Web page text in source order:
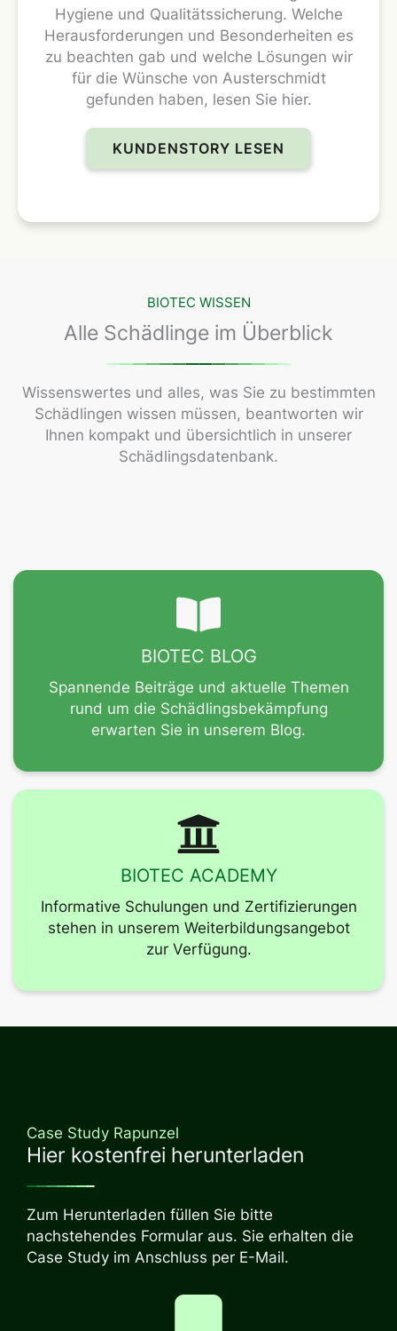
Hygiene und Qualitätssicherung. Welche
Herausforderungen und Besonderheiten es
zu beachten gab und welche Lösungen wir
für die Wünsche von Austerschmidt
gefunden haben, lesen Sie hier.
KUNDENSTORY LESEN
BIOTEC WISSEN
Alle Schädlinge im Überblick
Wissenswertes und alles, was Sie zu bestimmten
Schädlingen wissen müssen, beantworten wir
Ihnen kompakt und übersichtlich in unserer
Schädlingsdatenbank.
BIOTEC BLOG
Spannende Beiträge und aktuelle Themen
rund um die Schädlingsbekämpfung
erwarten Sie in unserem Blog.
BIOTEC ACADEMY
Informative Schulungen und Zertifizierungen
stehen in unserem Weiterbildungsangebot
zur Verfügung.
Case Study Rapunzel
Hier kostenfrei herunterladen
Zum Herunterladen füllen Sie bitte
nachstehendes Formular aus. Sie erhalten die
Case Study im Anschluss per E-Mail.